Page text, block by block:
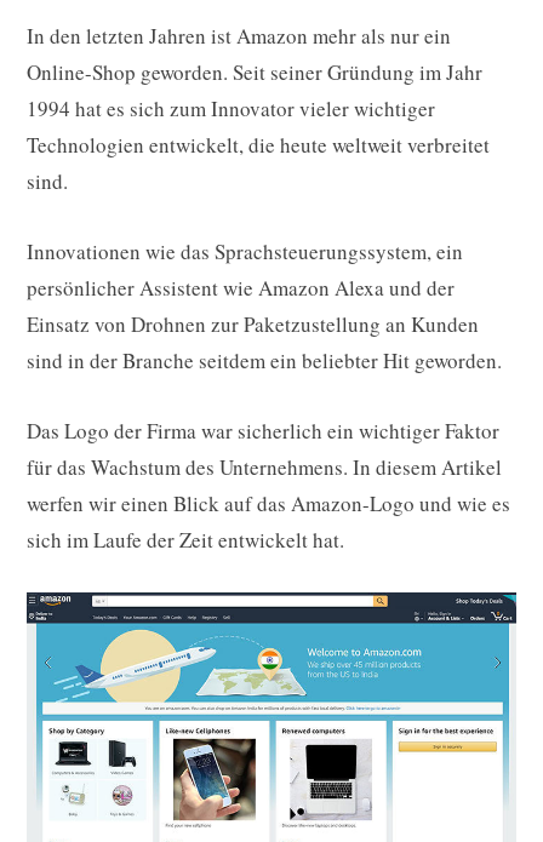
In den letzten Jahren ist Amazon mehr als nur ein
Online-Shop geworden. Seit seiner Gründung im Jahr
1994 hat es sich zum Innovator vieler wichtiger
Technologien entwickelt, die heute weltweit verbreitet
sind.
Innovationen wie das Sprachsteuerungssystem, ein
persönlicher Assistent wie Amazon Alexa und der
Einsatz von Drohnen zur Paketzustellung an Kunden
sind in der Branche seitdem ein beliebter Hit geworden.
Das Logo der Firma war sicherlich ein wichtiger Faktor
für das Wachstum des Unternehmens. In diesem Artikel
werfen wir einen Blick auf das Amazon-Logo und wie es
sich im Laufe der Zeit entwickelt hat.